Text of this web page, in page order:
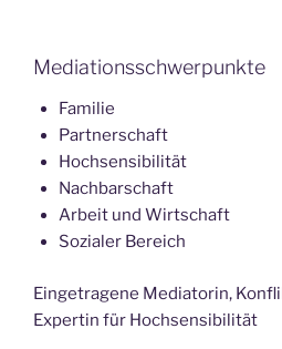
Mediationsschwerpunkte
Familie
Partnerschaft
Hochsensibilität
Nachbarschaft
Arbeit und Wirtschaft
Sozialer Bereich
Eingetragene Mediatorin,
Expertin für Hochsensibilität